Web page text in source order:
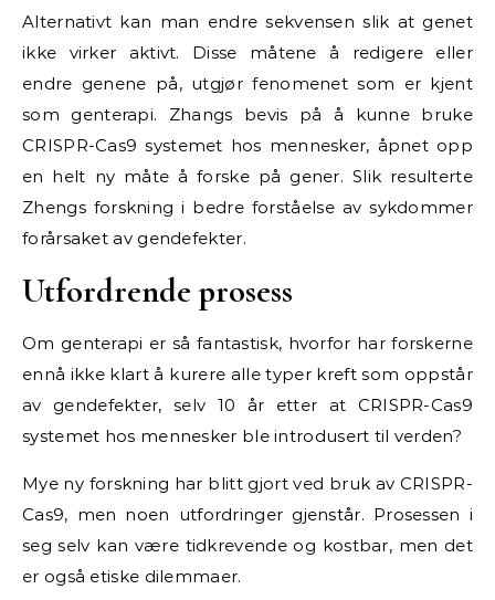
Alternativt kan man endre sekvensen slik at genet
ikke virker aktivt. Disse måtene å redigere eller
endre genene på, utgjør fenomenet som er kjent
som genterapi. Zhangs bevis på å kunne bruke
CRISPR-Cas9 systemet hos mennesker, åpnet opp
en helt ny måte å forske på gener. Slik resulterte
Zhengs forskning i bedre forståelse av sykdommer
forårsaket av gendefekter.
Utfordrende prosess
Om genterapi er så fantastisk, hvorfor har forskerne
ennå ikke klart å kurere alle typer kreft som oppstår
av gendefekter, selv 10 år etter at CRISPR-Cas9
systemet hos mennesker ble introdusert til verden?
Mye ny forskning har blitt gjort ved bruk av CRISPR-
Cas9, men noen utfordringer gjenstår. Prosessen i
seg selv kan være tidkrevende og kostbar, men det
er også etiske dilemmaer.